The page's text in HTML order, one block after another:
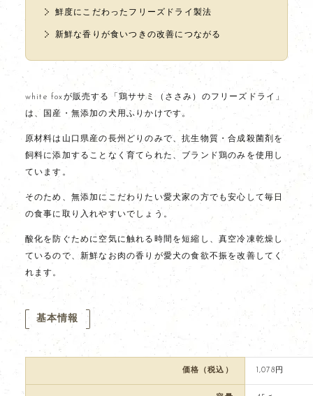
鮮度にこだわったフリーズドライ製法
新鮮な香りが食いつきの改善につながる
white foxが販売する「鶏ササミ（ささみ）のフリーズドライ」
は、国産・無添加の犬用ふりかけです。
原材料は山口県産の長州どりのみで、抗生物質・合成殺菌剤を
飼料に添加することなく育てられた、ブランド鶏のみを使用し
ています。
そのため、無添加にこだわりたい愛犬家の方でも安心して毎日
の食事に取り入れやすいでしょう。
酸化を防ぐために空気に触れる時間を短縮し、真空冷凍乾燥し
ているので、新鮮なお肉の香りが愛犬の食欲不振を改善してく
れます。
基本情報
価格（税込） 1,078円